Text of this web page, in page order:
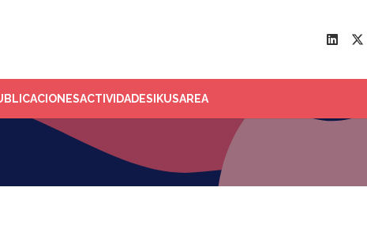
ACTIVIDADES IKUSAREA